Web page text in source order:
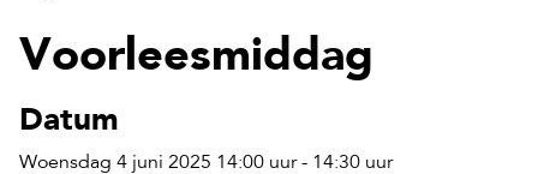
Voorleesmiddag
Datum
Woensdag 4 juni 2025 14:00 uur - 14:30 uur